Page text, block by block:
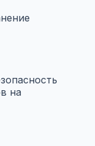
на